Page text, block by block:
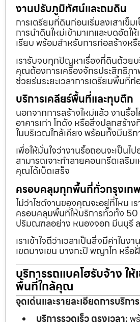
งานปรับภูมิทัศน์และถมดิน
การเตรียมที่ดินก่อนเริ่มลงเสาเ
การนำดินใหม่เข้ามาเทและบดอัด
เรียบ พร้อมสำหรับการก่อสร้างห
เรารับจบทุกปัญหาเรื่องที่ดินด้วย
คุณต้องการเครื่องจักรประสิทธิภา
ช่วยร่นระยะเวลาการเตรียมพื้นที่
บริการเคลียร์พื้นที่และทุบตึก
นอกจากการสร้างใหม่แล้ว งานรื้อ
อาคารเก่า โกดัง หรือสิ่งปลูกสร้าง
ในบริเวณใกล้เคียง พร้อมทั้งมีบริ
เพื่อให้มั่นใจว่างานรื้อถอนจะเป็นไ
สามารถเจาะทำลายคอนกรีตเสริ
คุณได้เบ็ดเสร็จ
ครอบคลุมทุกพื้นที่ทั่วกรุงเท
ไม่ว่าไซต์งานของคุณจะอยู่ที่ไหน
ครอบคลุมพื้นที่ให้บริการทั่วทั้ง 50
ปริมณฑลอย่าง หนองจอก มีนบุรี ล
เราเข้าใจดีว่าเวลาเป็นสิ่งมีค่าใ
เขตบางเขน บางกะปิ พญาไท หรื
บริการรถแบคโฮรับจ้าง ใ
พื้นที่ใกล้คุณ
จุดเด่นและรายละเอียดการบริกา
บริการรวดเร็ว ตรงเวลา:พ